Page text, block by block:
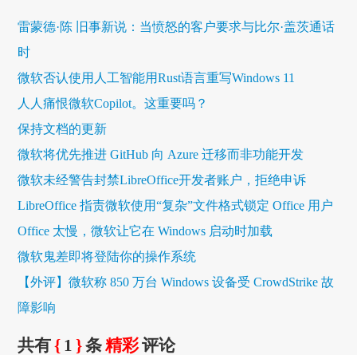
雷蒙德·陈 旧事新说：当愤怒的客户要求与比尔·盖茨通话
时
微软否认使用人工智能用Rust语言重写Windows 11
人人痛恨微软Copilot。这重要吗？
保持文档的更新
微软将优先推进 GitHub 向 Azure 迁移而非功能开发
微软未经警告封禁LibreOffice开发者账户，拒绝申诉
LibreOffice 指责微软使用“复杂”文件格式锁定 Office 用户
Office 太慢，微软让它在 Windows 启动时加载
微软鬼差即将登陆你的操作系统
【外评】微软称 850 万台 Windows 设备受 CrowdStrike 故
障影响
共有{ 1 }条精彩评论